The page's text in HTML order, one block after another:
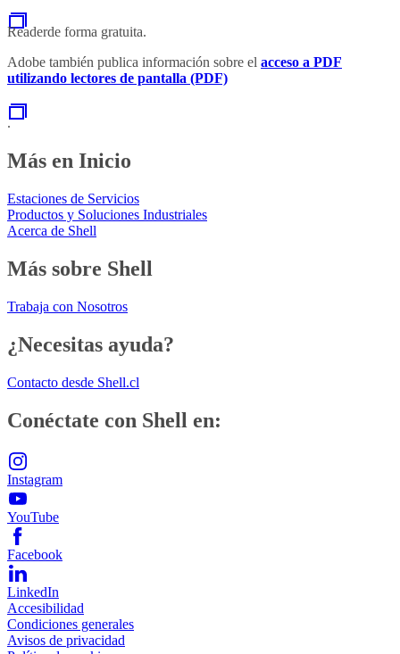
Readerde forma gratuita.
Adobe también publica información sobre el acceso a PDF
utilizando lectores de pantalla (PDF)
.
Más en Inicio
Estaciones de Servicios
Productos y Soluciones Industriales
Acerca de Shell
Más sobre Shell
Trabaja con Nosotros
¿Necesitas ayuda?
Contacto desde Shell.cl
Conéctate con Shell en:
Instagram
YouTube
Facebook
LinkedIn
Accesibilidad
Condiciones generales
Avisos de privacidad